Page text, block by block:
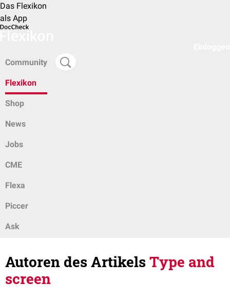
Das Flexikon
als App
Community
Flexikon
Shop
News
Jobs
CME
Flexa
Piccer
Ask
Autoren des ArtikelsType and
screen